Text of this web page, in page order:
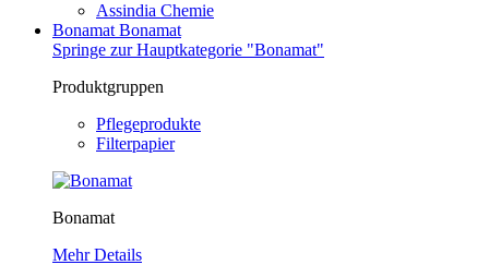
Assindia Chemie
Bonamat Bonamat
Springe zur Hauptkategorie "Bonamat"
Produktgruppen
Pflegeprodukte
Filterpapier
Bonamat
Mehr Details